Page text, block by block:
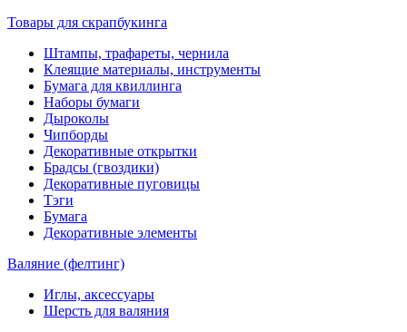
Товары для скрапбукинга
Штампы, трафареты, чернила
Клеящие материалы, инструменты
Бумага для квиллинга
Наборы бумаги
Дыроколы
Чипборды
Декоративные открытки
Брадсы (гвоздики)
Декоративные пуговицы
Тэги
Бумага
Декоративные элементы
Валяние (фелтинг)
Иглы, аксессуары
Шерсть для валяния